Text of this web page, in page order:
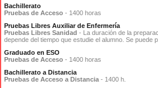
Bachillerato
Pruebas de Acceso - 1400 horas
Pruebas Libres Auxiliar de Enfermería
Pruebas Libres Sanidad - La duración de la
depende del tiempo que estudie el alumno. Se puede
Graduado en ESO
Pruebas de Acceso - 1400 horas
Bachillerato a Distancia
Pruebas de Acceso a Distancia - 1400 h.